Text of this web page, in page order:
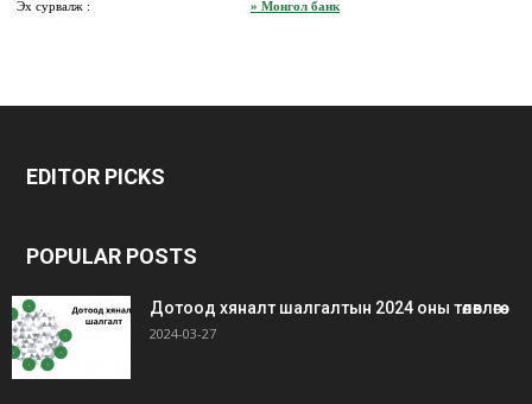
siteler
EDITOR PICKS
POPULAR POSTS
Дотоод хяналт шалгалтын 2024 оны төлөвлөгөө
2024-03-27